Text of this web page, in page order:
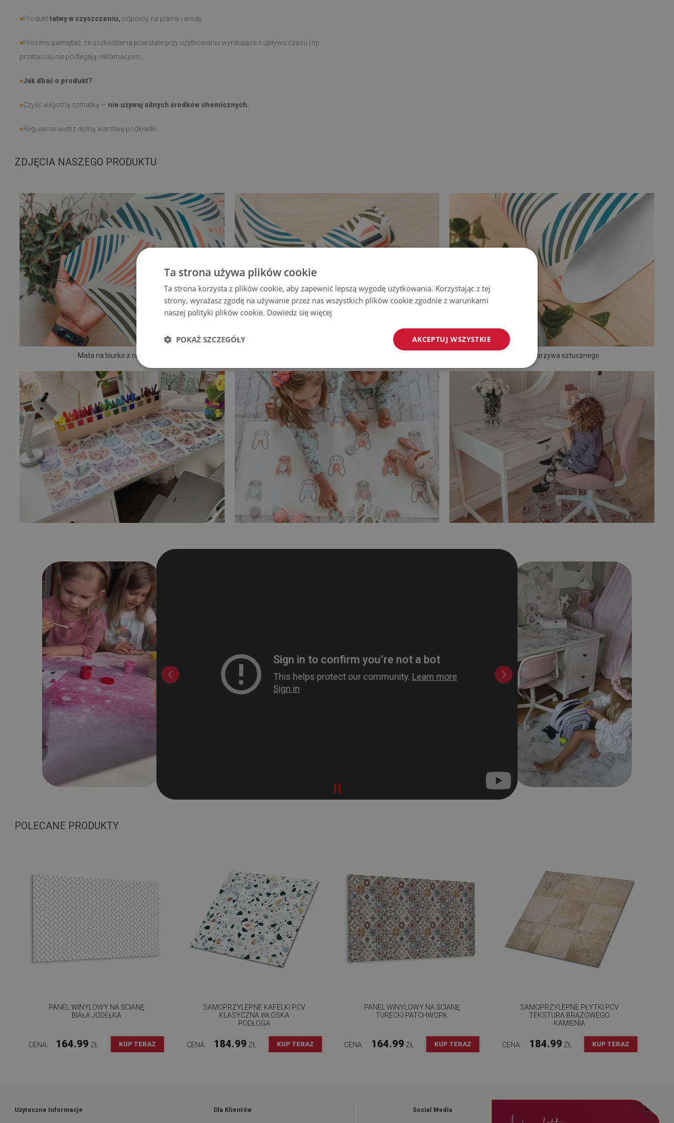
♦Produktłatwy w czyszczeniu, odporny na plamy i wodę.
♦Prosimy pamiętać, że uszkodzenia powstałe przy użytkowaniu wynikające z upływu czasu (np.
przetarcia) nie podlegają reklamacjom.
♦Jak dbać o produkt?
♦Czyść wilgotną szmatką — nie używaj silnych środków chemicznych.
♦Regularnie wietrz dolną warstwę podkładki.
ZDJĘCIA NASZEGO PRODUKTU
Mata na biurko z nadrukiem Mata z tworzywa sztucznego
POLECANE PRODUKTY
PANEL WINYLOWY NA ŚCIANĘ
BIAŁA JODEŁKA
CENA: 164.99 ZŁ KUP TERAZ
SAMOPRZYLEPNE KAFELKI PCV
KLASYCZNA WŁOSKA
PODŁOGA
CENA: 184.99 ZŁ KUP TERAZ
PANEL WINYLOWY NA ŚCIANĘ
TURECKI PATCHWORK
CENA: 164.99 ZŁ KUP TERAZ
SAMOPRZYLEPNE PŁYTKI PCV
TEKSTURA BRĄZOWEGO
KAMIENIA
CENA: 184.99 ZŁ KUP TERAZ
Użyteczne Informacje Dla Klientów Social Media
Ta strona używa plików cookie
Ta strona korzysta z plików cookie, aby zapewnić lepszą wygodę użytkowania. Korzystając z tej
strony, wyrażasz zgodę na używanie przez nas wszystkich plików cookie zgodnie z warunkami
naszej polityki plików cookie. Dowiedz się więcej
AKCEPTUJ WSZYSTKIE
POKAŻ SZCZEGÓŁY